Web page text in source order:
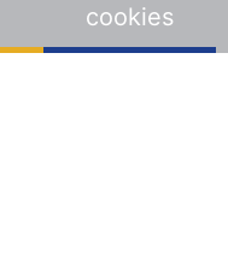
cookies